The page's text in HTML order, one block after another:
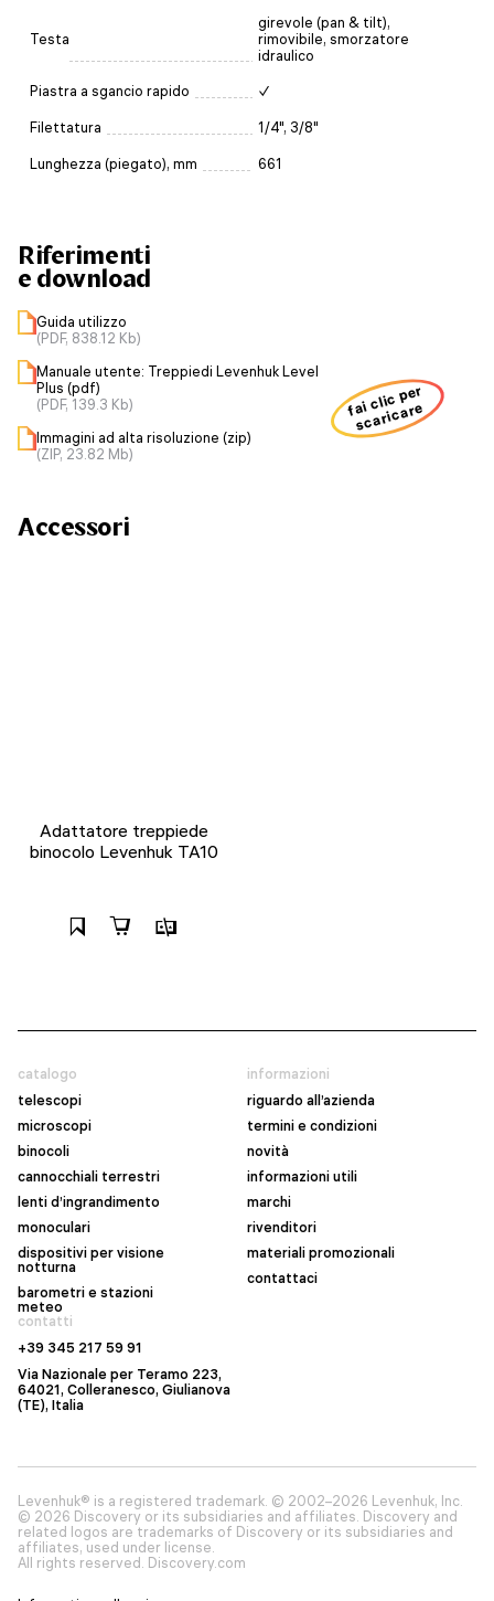
Testa
girevole (pan & tilt),
rimovibile, smorzatore
idraulico
Piastra a sgancio rapido ✓
Filettatura 1/4", 3/8"
Lunghezza (piegato), mm 661
Riferimenti
e download
Guida utilizzo
(PDF, 838.12 Kb)
Manuale utente: Treppiedi Levenhuk Level
Plus (pdf)
(PDF, 139.3 Kb)
Immagini ad alta risoluzione (zip)
(ZIP, 23.82 Mb)
fai clic per
scaricare
Accessori
Adattatore treppiede
binocolo Levenhuk TA10
catalogo
telescopi
microscopi
binocoli
cannocchiali terrestri
lenti d’ingrandimento
monoculari
dispositivi per visione
notturna
barometri e stazioni
meteo
informazioni
riguardo all’azienda
termini e condizioni
novità
informazioni utili
marchi
rivenditori
materiali promozionali
contattaci
contatti
+39 345 217 59 91
Via Nazionale per Teramo 223,
64021, Colleranesco, Giulianova
(TE), Italia
Levenhuk® is a registered trademark. © 2002–2026 Levenhuk, Inc.
© 2026 Discovery or its subsidiaries and affiliates. Discovery and
related logos are trademarks of Discovery or its subsidiaries and
affiliates, used under license.
All rights reserved. Discovery.com